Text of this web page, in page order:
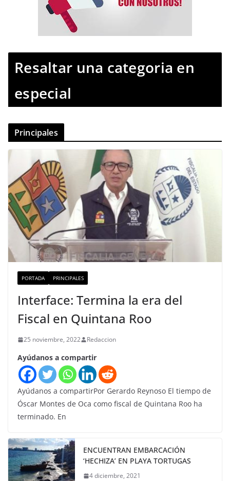
Resaltar una categoria en
especial
Principales
PORTADA PRINCIPALES
Interface: Termina la era del
Fiscal en Quintana Roo
25 noviembre, 2022 Redaccion
Ayúdanos a compartir
Ayúdanos a compartirPor Gerardo Reynoso El tiempo de
Óscar Montes de Oca como fiscal de Quintana Roo ha
terminado. En
ENCUENTRAN EMBARCACIÓN
‘HECHIZA’ EN PLAYA TORTUGAS
4 diciembre, 2021